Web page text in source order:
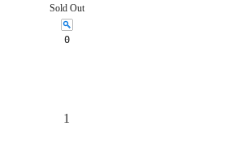
Sold Out
0
1